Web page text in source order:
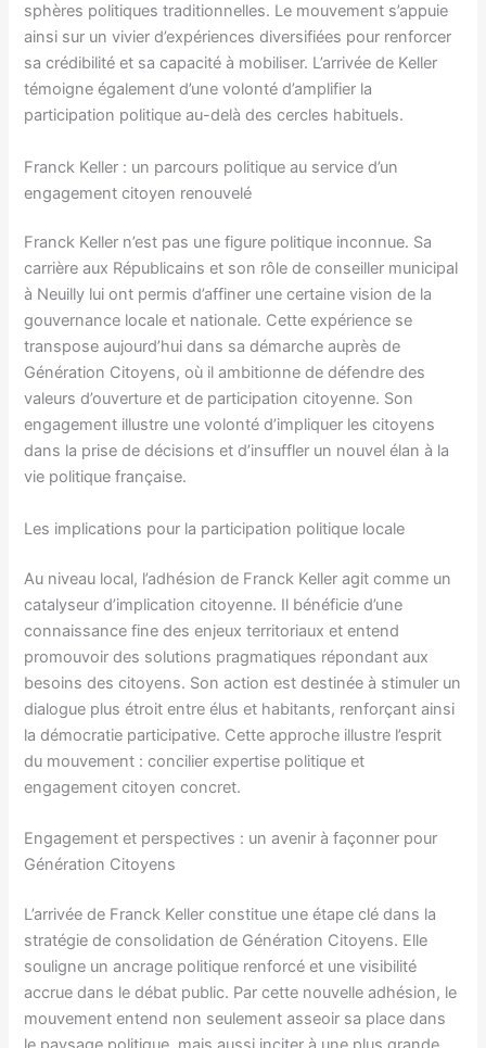
sphères politiques traditionnelles. Le mouvement s’appuie
ainsi sur un vivier d’expériences diversifiées pour renforcer
sa crédibilité et sa capacité à mobiliser. L’arrivée de Keller
témoigne également d’une volonté d’amplifier la
participation politique au-delà des cercles habituels.
Franck Keller : un parcours politique au service d’un
engagement citoyen renouvelé
Franck Keller n’est pas une figure politique inconnue. Sa
carrière aux Républicains et son rôle de conseiller municipal
à Neuilly lui ont permis d’affiner une certaine vision de la
gouvernance locale et nationale. Cette expérience se
transpose aujourd’hui dans sa démarche auprès de
Génération Citoyens, où il ambitionne de défendre des
valeurs d’ouverture et de participation citoyenne. Son
engagement illustre une volonté d’impliquer les citoyens
dans la prise de décisions et d’insuffler un nouvel élan à la
vie politique française.
Les implications pour la participation politique locale
Au niveau local, l’adhésion de Franck Keller agit comme un
catalyseur d’implication citoyenne. Il bénéficie d’une
connaissance fine des enjeux territoriaux et entend
promouvoir des solutions pragmatiques répondant aux
besoins des citoyens. Son action est destinée à stimuler un
dialogue plus étroit entre élus et habitants, renforçant ainsi
la démocratie participative. Cette approche illustre l’esprit
du mouvement : concilier expertise politique et
engagement citoyen concret.
Engagement et perspectives : un avenir à façonner pour
Génération Citoyens
L’arrivée de Franck Keller constitue une étape clé dans la
stratégie de consolidation de Génération Citoyens. Elle
souligne un ancrage politique renforcé et une visibilité
accrue dans le débat public. Par cette nouvelle adhésion, le
mouvement entend non seulement asseoir sa place dans